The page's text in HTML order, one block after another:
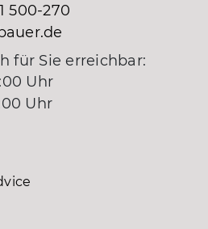
500-270
für Sie erreichbar:
Uhr
Uhr